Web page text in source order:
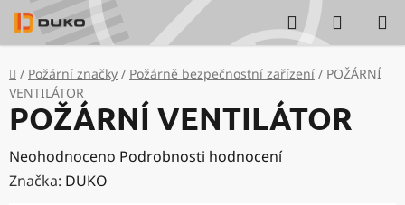
Přejít
na
obsah
Hledat
KOŠÍK
Domů
/ Požární značky / Požárně bezpečnostní zařízení / POŽÁRNÍ
VENTILÁTOR
POŽÁRNÍ VENTILÁTOR
Průměrné
hodnocení
Neohodnoceno Podrobnosti hodnocení
Značka: DUKO